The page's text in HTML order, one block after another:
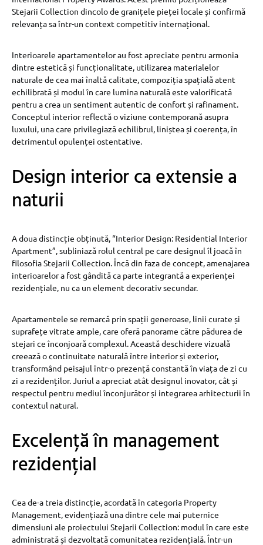
Stejarii Collection dincolo de granițele pieței locale și confirmă
relevanța sa într-un context competitiv internațional.
Interioarele apartamentelor au fost apreciate pentru armonia
dintre estetică și funcționalitate, utilizarea materialelor
naturale de cea mai înaltă calitate, compoziția spațială atent
echilibrată și modul în care lumina naturală este valorificată
pentru a crea un sentiment autentic de confort și rafinament.
Conceptul interior reflectă o viziune contemporană asupra
luxului, una care privilegiază echilibrul, liniștea și coerența, în
detrimentul opulenței ostentative.
Design interior ca extensie a
naturii
A doua distincție obținută, “Interior Design: Residential Interior
Apartment”, subliniază rolul central pe care designul îl joacă în
filosofia Stejarii Collection. Încă din faza de concept, amenajarea
interioarelor a fost gândită ca parte integrantă a experienței
rezidențiale, nu ca un element decorativ secundar.
Apartamentele se remarcă prin spații generoase, linii curate și
suprafețe vitrate ample, care oferă panorame către pădurea de
stejari ce înconjoară complexul. Această deschidere vizuală
creează o continuitate naturală între interior și exterior,
transformând peisajul într-o prezență constantă în viața de zi cu
zi a rezidenților. Juriul a apreciat atât designul inovator, cât și
respectul pentru mediul înconjurător și integrarea arhitecturii în
contextul natural.
Excelență în management
rezidențial
Cea de-a treia distincție, acordată în categoria Property
Management, evidențiază una dintre cele mai puternice
dimensiuni ale proiectului Stejarii Collection: modul în care este
administrată și dezvoltată comunitatea rezidențială. Într-un